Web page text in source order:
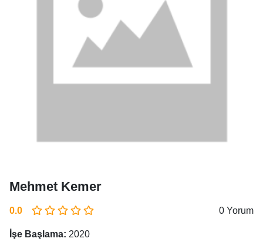
Mehmet Kemer
0.0 0 Yorum
İşe Başlama: 2020